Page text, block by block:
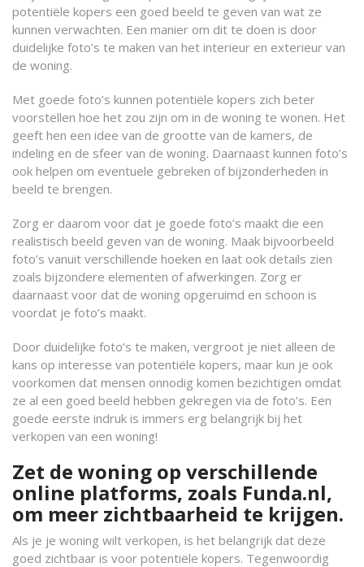
potentiële kopers een goed beeld te geven van wat ze
kunnen verwachten. Een manier om dit te doen is door
duidelijke foto’s te maken van het interieur en exterieur van
de woning.
Met goede foto’s kunnen potentiële kopers zich beter
voorstellen hoe het zou zijn om in de woning te wonen. Het
geeft hen een idee van de grootte van de kamers, de
indeling en de sfeer van de woning. Daarnaast kunnen foto’s
ook helpen om eventuele gebreken of bijzonderheden in
beeld te brengen.
Zorg er daarom voor dat je goede foto’s maakt die een
realistisch beeld geven van de woning. Maak bijvoorbeeld
foto’s vanuit verschillende hoeken en laat ook details zien
zoals bijzondere elementen of afwerkingen. Zorg er
daarnaast voor dat de woning opgeruimd en schoon is
voordat je foto’s maakt.
Door duidelijke foto’s te maken, vergroot je niet alleen de
kans op interesse van potentiële kopers, maar kun je ook
voorkomen dat mensen onnodig komen bezichtigen omdat
ze al een goed beeld hebben gekregen via de foto’s. Een
goede eerste indruk is immers erg belangrijk bij het
verkopen van een woning!
Zet de woning op verschillende
online platforms, zoals Funda.nl,
om meer zichtbaarheid te krijgen.
Als je je woning wilt verkopen, is het belangrijk dat deze
goed zichtbaar is voor potentiële kopers. Tegenwoordig